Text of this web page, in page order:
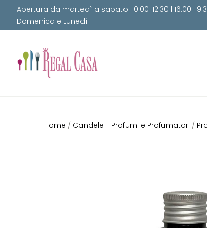
Apertura da martedì a sabato: 10:00-12:30 | 16:00-
Domenica e Lunedì
Home / Candele - Profumi e Profumatori /